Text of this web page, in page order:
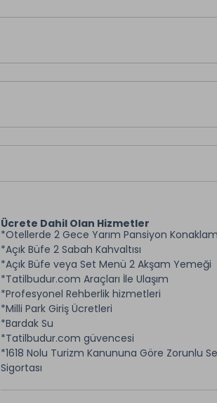
Ücrete Dahil Olan Hizmetler
*Otellerde 2 Gece Yarım Pansiyon
*Açık Büfe 2 Sabah Kahvaltısı
*Açık Büfe veya Set Menü 2 Akşam Yemeği
*Tatilbudur.com Araçları İle Ulaşım
*Profesyonel Rehberlik hizmetleri
*Milli Park Giriş Ücretleri
*Bardak Su
*Tatilbudur.com güvencesi
*1618 Nolu Turizm Kanununa Göre Zorunlu
Sigortası